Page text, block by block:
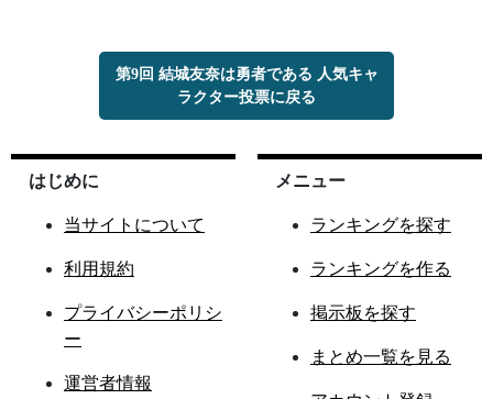
第9回 結城友奈は勇者である 人気キャ
ラクター投票に戻る
はじめに
当サイトについて
利用規約
プライバシーポリシ
ー
運営者情報
メニュー
ランキングを探す
ランキングを作る
掲示板を探す
まとめ一覧を見る